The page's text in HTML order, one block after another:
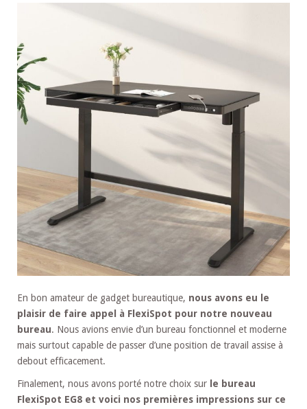
En bon amateur de gadget bureautique, nous avons eu le
plaisir de faire appel à FlexiSpot pour notre nouveau
bureau. Nous avions envie d’un bureau fonctionnel et moderne
mais surtout capable de passer d’une position de travail assise à
debout efficacement.
Finalement, nous avons porté notre choix sur le bureau
FlexiSpot EG8 et voici nos premières impressions sur ce